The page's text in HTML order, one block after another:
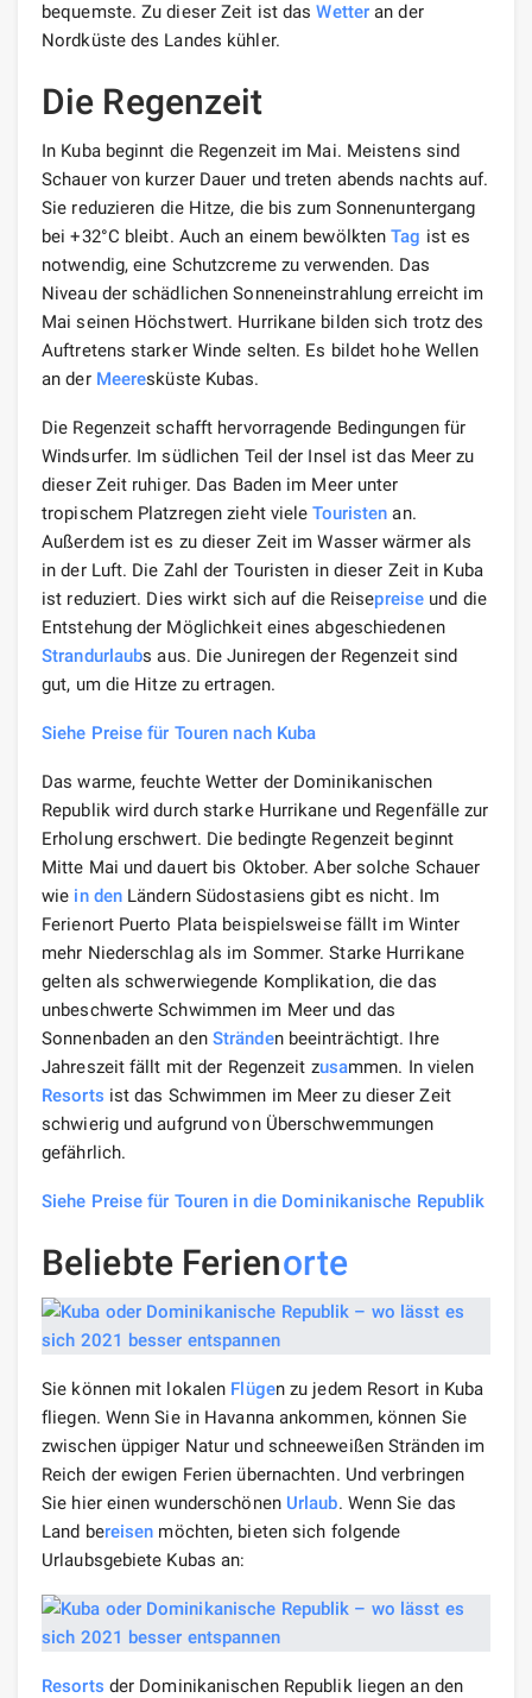
bequemste. Zu dieser Zeit ist dasWetter an der
Nordküste des Landes kühler.
Die Regenzeit
In Kuba beginnt die Regenzeit im Mai. Meistens sind
Schauer von kurzer Dauer und treten abends nachts auf.
Sie reduzieren die Hitze, die bis zum Sonnenuntergang
bei +32°C bleibt. Auch an einem bewölktenTag ist es
notwendig, eine Schutzcreme zu verwenden. Das
Niveau der schädlichen Sonneneinstrahlung erreicht im
Mai seinen Höchstwert. Hurrikane bilden sich trotz des
Auftretens starker Winde selten. Es bildet hohe Wellen
an der Meeresküste Kubas.
Die Regenzeit schafft hervorragende Bedingungen für
Windsurfer. Im südlichen Teil der Insel ist das Meer zu
dieser Zeit ruhiger. Das Baden im Meer unter
tropischem Platzregen zieht vieleTouristen an.
Außerdem ist es zu dieser Zeit im Wasser wärmer als
in der Luft. Die Zahl der Touristen in dieser Zeit in Kuba
ist reduziert. Dies wirkt sich auf die Reisepreise und die
Entstehung der Möglichkeit eines abgeschiedenen
Strandurlaubs aus. Die Juniregen der Regenzeit sind
gut, um die Hitze zu ertragen.
Siehe Preise für Touren nach Kuba
Das warme, feuchte Wetter der Dominikanischen
Republik wird durch starke Hurrikane und Regenfälle zur
Erholung erschwert. Die bedingte Regenzeit beginnt
Mitte Mai und dauert bis Oktober. Aber solche Schauer
wie in den Ländern Südostasiens gibt es nicht. Im
Ferienort Puerto Plata beispielsweise fällt im Winter
mehr Niederschlag als im Sommer. Starke Hurrikane
gelten als schwerwiegende Komplikation, die das
unbeschwerte Schwimmen im Meer und das
Sonnenbaden an den Stränden beeinträchtigt. Ihre
Jahreszeit fällt mit der Regenzeit zusammen. In vielen
Resorts ist das Schwimmen im Meer zu dieser Zeit
schwierig und aufgrund von Überschwemmungen
gefährlich.
Siehe Preise für Touren in die Dominikanische Republik
Beliebte Ferienorte
Sie können mit lokalen Flügen zu jedem Resort in Kuba
fliegen. Wenn Sie in Havanna ankommen, können Sie
zwischen üppiger Natur und schneeweißen Stränden im
Reich der ewigen Ferien übernachten. Und verbringen
Sie hier einen wunderschönen Urlaub. Wenn Sie das
Land bereisen möchten, bieten sich folgende
Urlaubsgebiete Kubas an:
Resorts der Dominikanischen Republik liegen an den